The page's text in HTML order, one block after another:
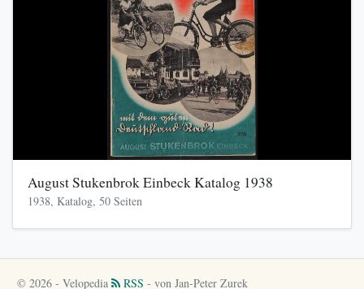
August Stukenbrok Einbeck Katalog 1938
1938, Katalog, 50 Seiten
© 2026 - Velopedia RSS - von Jan-Peter Zurek